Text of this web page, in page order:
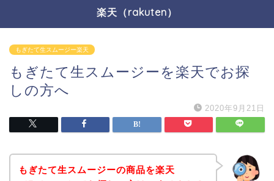
楽天（rakuten）
もぎたて生スムージー楽天
もぎたて生スムージーを楽天でお探
しの方へ
2020年9月21日
もぎたて生スムージーの商品を楽天